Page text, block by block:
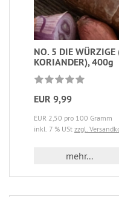
NO. 5 DIE
KORIANDER), 400g
EUR 9,99
EUR 2,50 pro 100 Gramm
inkl. 7 % USt zzgl.
mehr...